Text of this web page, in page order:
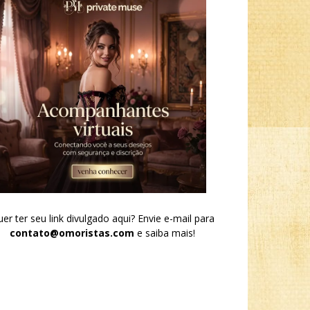
ter seu link divulgado aqui? Envie e-mail para
contato@omoristas.com e saiba mais!